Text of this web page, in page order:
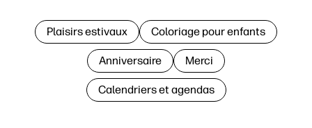
Plaisirs estivaux Coloriage pour enfants
Anniversaire Merci
Calendriers et agendas